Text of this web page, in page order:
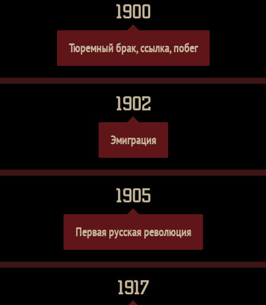
1900
Тюремный брак, ссылка, побег
1902
Эмиграция
1905
Первая русская революция
1917